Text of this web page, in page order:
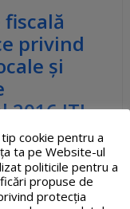
privind
şi
2016 ITL
persoane-fizice-
alte-venituri-
ITL-011.doc
cookie pentru a
ta pe Website-ul
politicile pentru a
propuse de
protecția